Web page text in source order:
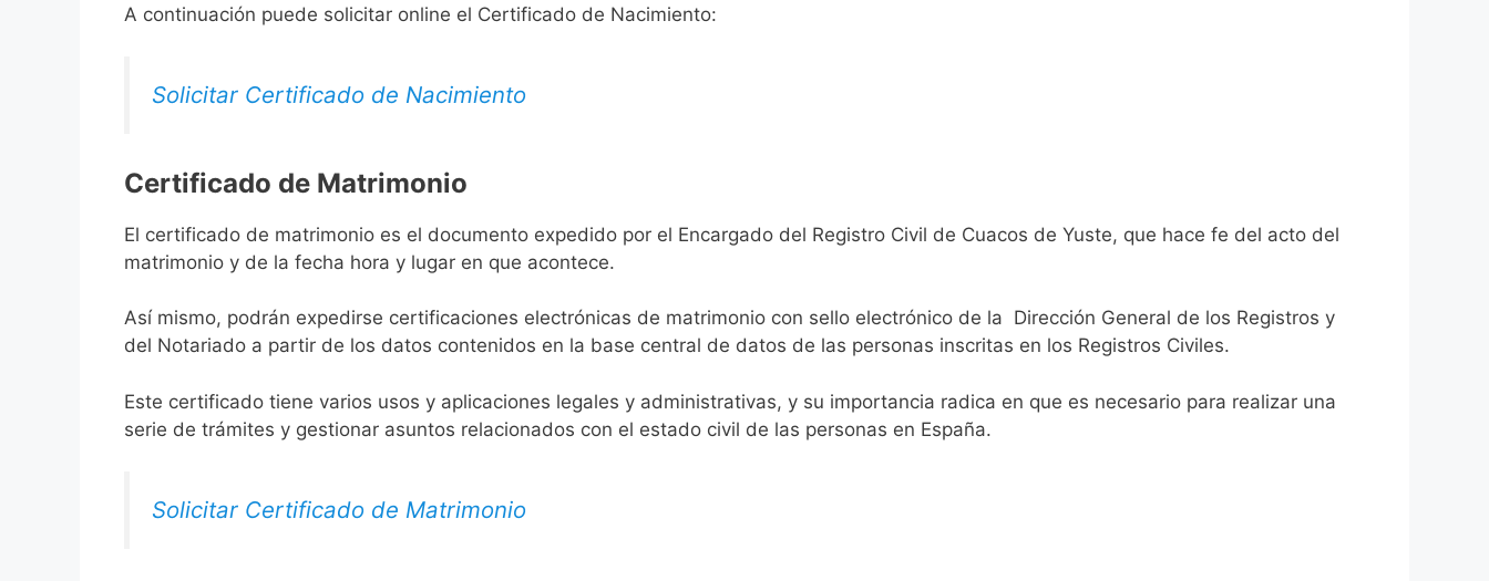
A continuación puede solicitar online el Certificado de Nacimiento:
Solicitar Certificado de Nacimiento
Certificado de Matrimonio
El certificado de matrimonio es el documento expedido por el Encargado del Registro Civil de Cuacos de Yuste, que hace fe del acto del
matrimonio y de la fecha hora y lugar en que acontece.
Así mismo, podrán expedirse certificaciones electrónicas de matrimonio con sello electrónico de la Dirección General de los Registros y
del Notariado a partir de los datos contenidos en la base central de datos de las personas inscritas en los Registros Civiles.
Este certificado tiene varios usos y aplicaciones legales y administrativas, y su importancia radica en que es necesario para realizar una
serie de trámites y gestionar asuntos relacionados con el estado civil de las personas en España.
Solicitar Certificado de Matrimonio